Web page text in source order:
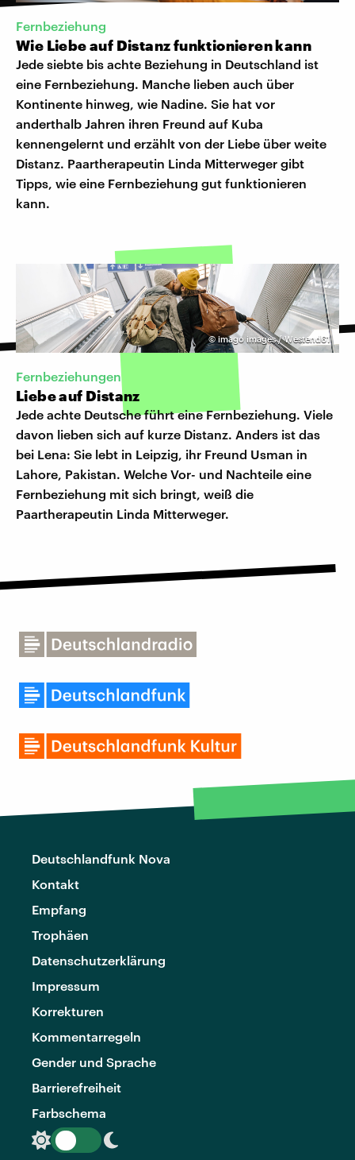
Fernbeziehung
Wie Liebe auf Distanz funktionieren kann
Jede siebte bis achte Beziehung in Deutschland ist
eine Fernbeziehung. Manche lieben auch über
Kontinente hinweg, wie Nadine. Sie hat vor
anderthalb Jahren ihren Freund auf Kuba
kennengelernt und erzählt von der Liebe über weite
Distanz. Paartherapeutin Linda Mitterweger gibt
Tipps, wie eine Fernbeziehung gut funktionieren
kann.
©imago images / Westend61
Fernbeziehungen
Liebe auf Distanz
Jede achte Deutsche führt eine Fernbeziehung. Viele
davon lieben sich auf kurze Distanz. Anders ist das
bei Lena: Sie lebt in Leipzig, ihr Freund Usman in
Lahore, Pakistan. Welche Vor- und Nachteile eine
Fernbeziehung mit sich bringt, weiß die
Paartherapeutin Linda Mitterweger.
Deutschlandfunk Nova
Kontakt
Empfang
Trophäen
Datenschutzerklärung
Impressum
Korrekturen
Kommentarregeln
Gender und Sprache
Barrierefreiheit
Farbschema